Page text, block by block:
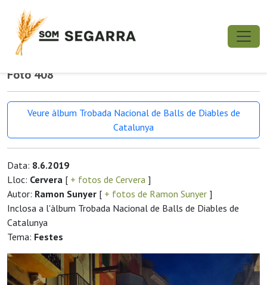
Foto 408
Veure àlbum Trobada Nacional de Balls de Diables de
Catalunya
Data: 8.6.2019
Lloc: Cervera [ + fotos de Cervera ]
Autor: Ramon Sunyer [ + fotos de Ramon Sunyer ]
Inclosa a l'àlbum Trobada Nacional de Balls de Diables de
Catalunya
Tema: Festes